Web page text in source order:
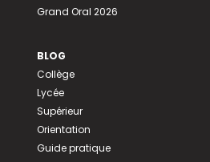
Grand Oral 2026
BLOG
Collège
Lycée
Supérieur
Orientation
Guide pratique